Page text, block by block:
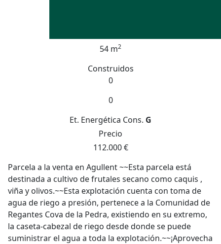
54 m2
Construidos
0
0
Et. Energética Cons. G
Precio
112.000 €
Parcela a la venta en Agullent ~~Esta parcela está
destinada a cultivo de frutales secano como caquis ,
viña y olivos.~~Esta explotación cuenta con toma de
agua de riego a presión, pertenece a la Comunidad de
Regantes Cova de la Pedra, existiendo en su extremo,
la caseta-cabezal de riego desde donde se puede
suministrar el agua a toda la explotación.~~¡Aprovecha